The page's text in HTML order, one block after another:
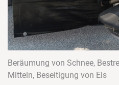
Beräumung von Schnee,
Mitteln, Beseitigung von Eis